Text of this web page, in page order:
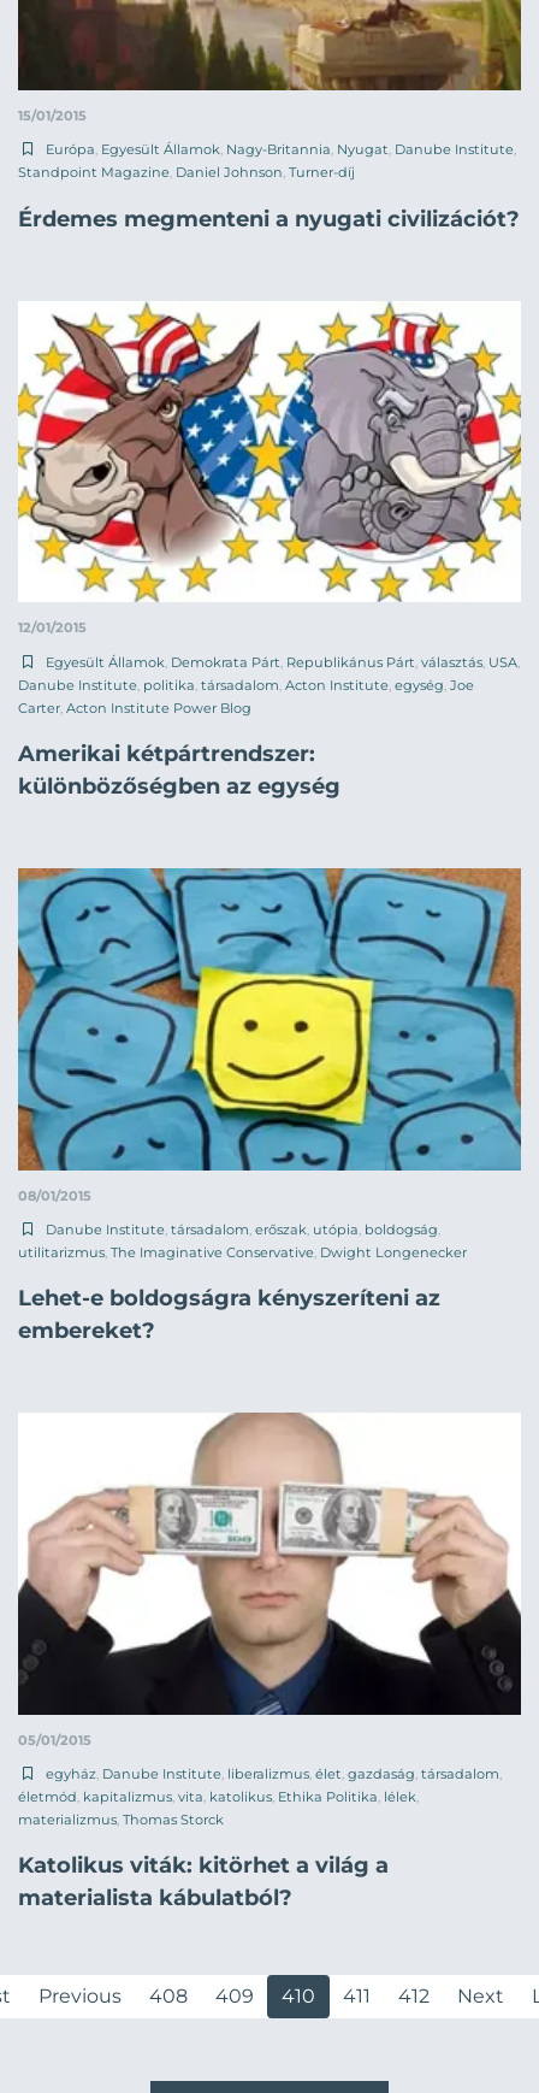
15/01/2015
Európa, Egyesült Államok, Nagy-Britannia, Nyugat, Danube Institute,
Standpoint Magazine, Daniel Johnson, Turner-díj
Érdemes megmenteni a nyugati civilizációt?
12/01/2015
Egyesült Államok Demokrata Párt Republikánus Párt választás USA
Danube Institute politika társadalom Acton Institute egység Joe
Carter Acton Institute Power Blog
Amerikai kétpártrendszer:
különbözőségben az egység
08/01/2015
Danube Institute társadalom erőszak utópia boldogság
utilitarizmus The Imaginative Conservative Dwight Longenecker
Lehet-e boldogságra kényszeríteni az
embereket?
05/01/2015
egyház, Danube Institute, liberalizmus, élet, gazdaság, társadalom,
életmód, kapitalizmus, vita, katolikus, Ethika Politika, lélek,
materializmus, Thomas Storck
Katolikus viták: kitörhet a világ a
materialista kábulatból?
Previous 408 409 410 411 412 Next